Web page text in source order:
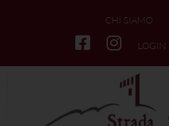
CHI SIAMO
LOGIN